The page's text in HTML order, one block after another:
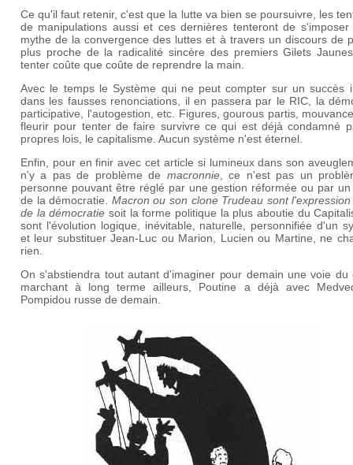
Ce qu'il faut retenir, c'est que la lutte va bien se poursuivre, les
de manipulations aussi et ces dernières tenteront de
mythe de la convergence des luttes et à travers un discours de
plus proche de la radicalité sincère des premiers Gilets
tenter coûte que coûte de reprendre la main.
Avec le temps le Système qui ne peut compter sur un succès
dans les fausses renonciations, il en passera par le RIC, la
participative, l'autogestion, etc. Figures, gourous partis,
fleurir pour tenter de faire survivre ce qui est déjà condamné
propres lois, le capitalisme. Aucun système n'est éternel.
Enfin, pour en finir avec cet article si lumineux dans son
n'y a pas de problème de macronnie , ce n'est pas un
personne pouvant être réglé par une gestion réformée ou par
de la démocratie. Macron ou son clone Trudeau sont
de la démocratie soit la forme politique la plus aboutie du
sont l'évolution logique, inévitable, naturelle, personnifiée d'un
et leur substituer Jean-Luc ou Marion, Lucien ou Martine, ne
rien.
On s'abstiendra tout autant d'imaginer pour demain une voie du
marchant à long terme ailleurs, Poutine a déjà avec
Pompidou russe de demain.